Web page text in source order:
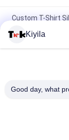
Custom T-Shirt
Custom Mould
Silicone Logo
Warmtetransfer
Kiyila
Good day, what